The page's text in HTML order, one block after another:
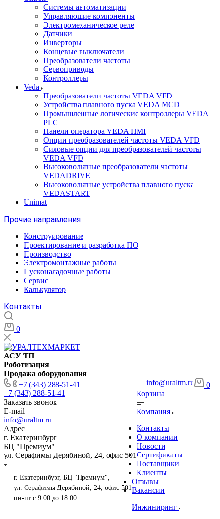
Системы автоматизации
Управляющие компоненты
Электромеханическое реле
Датчики
Инверторы
Концевые выключатели
Преобразователи частоты
Сервоприводы
Контроллеры
Veda
Преобразователи частоты VEDA VFD
Устройства плавного пуска VEDA MCD
Промышленные логические контроллеры VEDA
PLC
Панели оператора VEDA HMI
Опции преобразователей частоты VEDA VFD
Силовые опции для преобразователей частоты
VEDA VFD
Высоковольтные преобразователи частоты
VEDADRIVE
Высоковольтные устройства плавного пуска
VEDASTART
Unimat
Прочие направления
Конструирование
Проектирование и разработка ПО
Производство
Электромонтажные работы
Пусконаладочные работы
Сервис
Калькулятор
Контакты
0
АСУ ТП
Роботизация
Продажа оборудования
+7 (343) 288-51-41
+7 (343) 288-51-41
Заказать звонок
E-mail
info@uraltm.ru
Адрес
г. Екатеринбург
БЦ "Премиум"
ул. Серафимы Дерябиной, 24, офис 501
info@uraltm.ru
г. Екатеринбург, БЦ "Премиум",
ул. Серафимы Дерябиной, 24, офис 501
пн-пт с 9:00 до 18:00
0
Корзина
Компания
Контакты
О компании
Новости
Сертификаты
Поставщики
Клиенты
Отзывы
Вакансии
Инжиниринг